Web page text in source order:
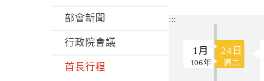
部會新聞
行政院會議
首長行程
:::
1月 24日
106年 週二